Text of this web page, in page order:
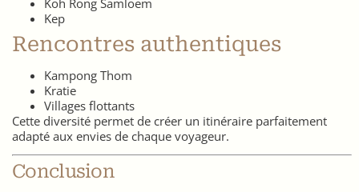
Koh Rong Samloem
Kep
Rencontres authentiques
Kampong Thom
Kratie
Villages flottants
Cette diversité permet de créer un itinéraire parfaitement
adapté aux envies de chaque voyageur.
Conclusion